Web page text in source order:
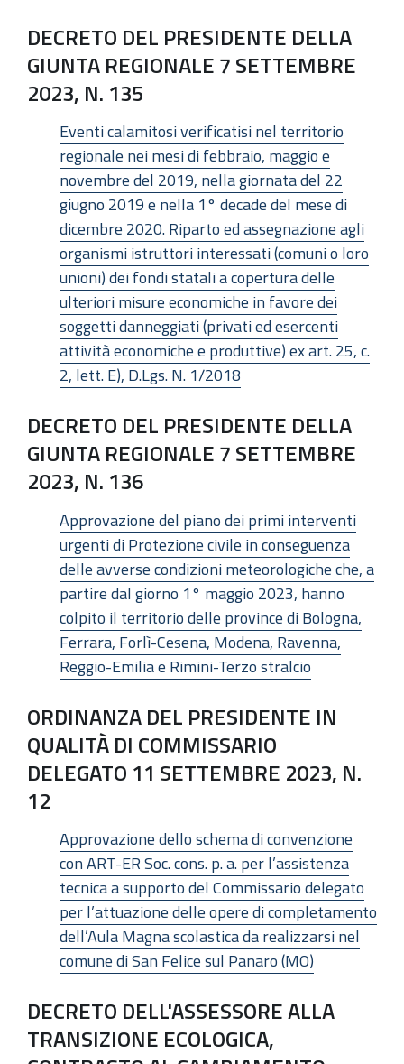
DECRETO DEL PRESIDENTE DELLA
GIUNTA REGIONALE 7 SETTEMBRE
2023, N. 135
Eventi calamitosi verificatisi nel territorio
regionale nei mesi di febbraio, maggio e
novembre del 2019, nella giornata del 22
giugno 2019 e nella 1° decade del mese di
dicembre 2020. Riparto ed assegnazione agli
organismi istruttori interessati (comuni o loro
unioni) dei fondi statali a copertura delle
ulteriori misure economiche in favore dei
soggetti danneggiati (privati ed esercenti
attività economiche e produttive) ex art. 25, c.
2, lett. E), D.Lgs. N. 1/2018
DECRETO DEL PRESIDENTE DELLA
GIUNTA REGIONALE 7 SETTEMBRE
2023, N. 136
Approvazione del piano dei primi interventi
urgenti di Protezione civile in conseguenza
delle avverse condizioni meteorologiche che, a
partire dal giorno 1° maggio 2023, hanno
colpito il territorio delle province di Bologna,
Ferrara, Forlì-Cesena, Modena, Ravenna,
Reggio-Emilia e Rimini-Terzo stralcio
ORDINANZA DEL PRESIDENTE IN
QUALITÀ DI COMMISSARIO
DELEGATO 11 SETTEMBRE 2023, N.
12
Approvazione dello schema di convenzione
con ART-ER Soc. cons. p. a. per l’assistenza
tecnica a supporto del Commissario delegato
per l’attuazione delle opere di completamento
dell’Aula Magna scolastica da realizzarsi nel
comune di San Felice sul Panaro (MO)
DECRETO DELL'ASSESSORE ALLA
TRANSIZIONE ECOLOGICA,